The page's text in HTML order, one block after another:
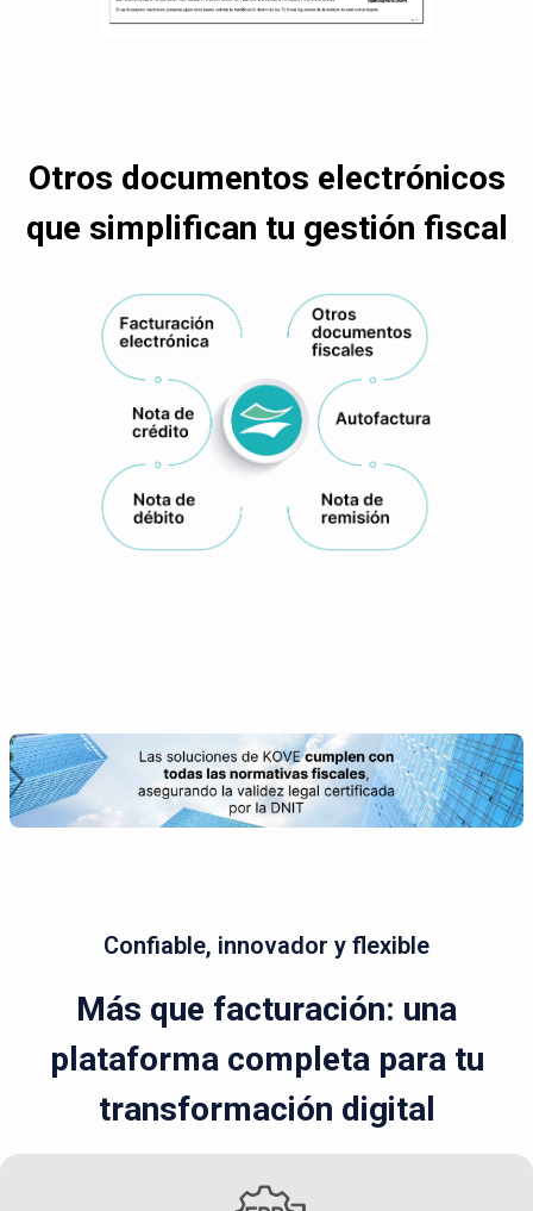
Otros documentos electrónicos
que simplifican tu gestión fiscal
Confiable, innovador y flexible
Más que facturación: una
plataforma completa para tu
transformación digital